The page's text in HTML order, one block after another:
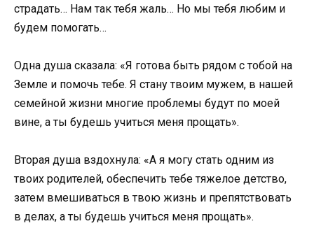
страдать… Нам так тебя жаль… Но мы тебя любим и
будем помогать…
Одна душа сказала: «Я готова быть рядом с тобой на
Земле и помочь тебе. Я стану твоим мужем, в нашей
семейной жизни многие проблемы будут по моей
вине, а ты будешь учиться меня прощать».
Вторая душа вздохнула: «А я могу стать одним из
твоих родителей, обеспечить тебе тяжелое детство,
затем вмешиваться в твою жизнь и препятствовать
в делах, а ты будешь учиться меня прощать».